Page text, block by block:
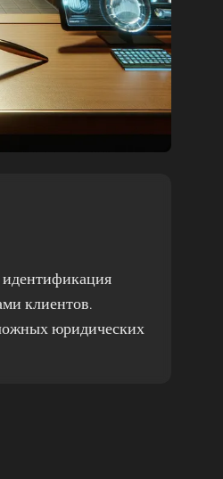
идентификация
клиентов.
юридических